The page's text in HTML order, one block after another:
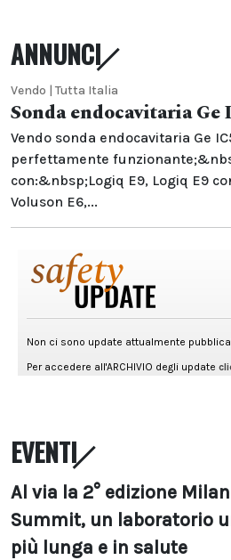
ANNUNCI
Vendo | Tutta Italia
Sonda endocavitaria Ge
Vendo sonda endocavitaria Ge
perfettamente
con:&nbsp;Logiq E9, Logiq E9
Voluson E6,...
EVENTI
Al via la 2° edizione
Summit, un laboratorio
più lunga e in salute